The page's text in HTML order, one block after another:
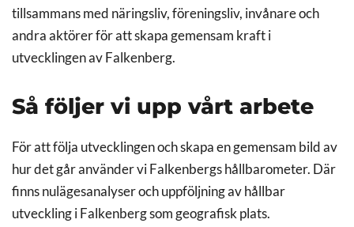
tillsammans med näringsliv, föreningsliv, invånare och
andra aktörer för att skapa gemensam kraft i
utvecklingen av Falkenberg.
Så följer vi upp vårt arbete
För att följa utvecklingen och skapa en gemensam bild av
hur det går använder vi Falkenbergs hållbarometer. Där
finns nulägesanalyser och uppföljning av hållbar
utveckling i Falkenberg som geografisk plats.